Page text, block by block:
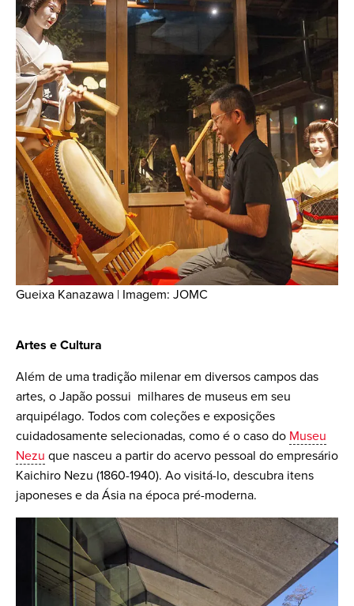
Gueixa Kanazawa | Imagem: JOMC
Artes e Cultura
Além de uma tradição milenar em diversos campos das
artes, o Japão possui milhares de museus em seu
arquipélago. Todos com coleções e exposições
cuidadosamente selecionadas, como é o caso do Museu
Nezu que nasceu a partir do acervo pessoal do empresário
Kaichiro Nezu (1860-1940). Ao visitá-lo, descubra itens
japoneses e da Ásia na época pré-moderna.